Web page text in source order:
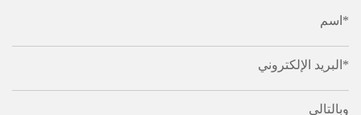
اسم*
البريد الإلكتروني*
وبالتالي